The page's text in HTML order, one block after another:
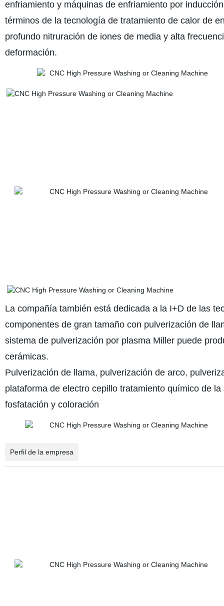
enfriamiento y máquinas de enfriamiento por
términos de la tecnología de tratamiento de calor de
profundo nitruración de iones de media y alta
deformación.
La compañía también está dedicada a la I+D de las
componentes de gran tamaño con pulverización de
sistema de pulverización por plasma Miller puede
cerámicas.
Pulverización de llama, pulverización de arco,
plataforma de electro cepillo tratamiento químico de
fosfatación y coloración
Perfil de la empresa